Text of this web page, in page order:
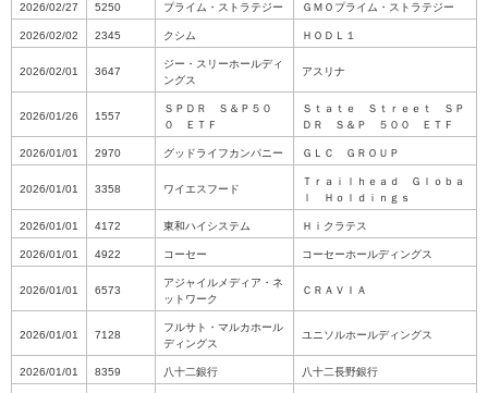
2026/02/27 5250 プライム・ストラテジー ＧＭＯプライム・ストラテジー
2026/02/02 2345 クシム ＨＯＤＬ１
2026/02/01 3647
ジー・スリーホールディ
ングス
アスリナ
2026/01/26 1557
ＳＰＤＲ Ｓ＆Ｐ５０
０ ＥＴＦ
Ｓｔａｔｅ Ｓｔｒｅｅｔ ＳＰ
ＤＲ Ｓ＆Ｐ ５００ ＥＴＦ
2026/01/01 2970 グッドライフカンパニー ＧＬＣ ＧＲＯＵＰ
2026/01/01 3358 ワイエスフード
Ｔｒａｉｌｈｅａｄ Ｇｌｏｂａ
ｌ Ｈｏｌｄｉｎｇｓ
2026/01/01 4172 東和ハイシステム Ｈｉクラテス
2026/01/01 4922 コーセー コーセーホールディングス
2026/01/01 6573
アジャイルメディア・ネ
ットワーク
ＣＲＡＶＩＡ
2026/01/01 7128
フルサト・マルカホール
ディングス
ユニソルホールディングス
2026/01/01 8359 八十二銀行 八十二長野銀行